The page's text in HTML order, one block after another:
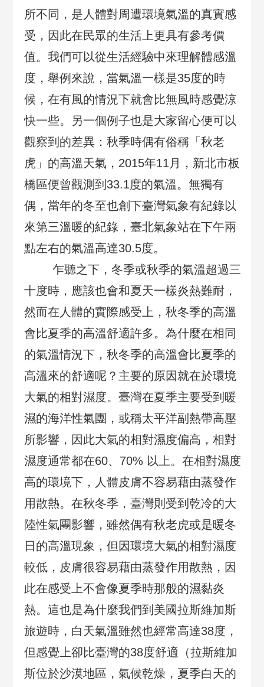
所不同，是人體對周遭環境氣溫的真實感
受，因此在民眾的生活上更具有參考價
值。我們可以從生活經驗中來理解體感溫
度，舉例來說，當氣溫一樣是35度的時
候，在有風的情況下就會比無風時感覺涼
快一些。另一個例子也是大家留心便可以
觀察到的差異：秋季時偶有俗稱「秋老
虎」的高溫天氣，2015年11月，新北市板
橋區便曾觀測到33.1度的氣溫。無獨有
偶，當年的冬至也創下臺灣氣象有紀錄以
來第三溫暖的紀錄，臺北氣象站在下午兩
點左右的氣溫高達30.5度。
乍聽之下，冬季或秋季的氣溫超過三
十度時，應該也會和夏天一樣炎熱難耐，
然而在人體的實際感受上，秋冬季的高溫
會比夏季的高溫舒適許多。為什麼在相同
的氣溫情況下，秋冬季的高溫會比夏季的
高溫來的舒適呢？主要的原因就在於環境
大氣的相對濕度。臺灣在夏季主要受到暖
濕的海洋性氣團，或稱太平洋副熱帶高壓
所影響，因此大氣的相對濕度偏高，相對
濕度通常都在60、70% 以上。在相對濕度
高的環境下，人體皮膚不容易藉由蒸發作
用散熱。在秋冬季，臺灣則受到乾冷的大
陸性氣團影響，雖然偶有秋老虎或是暖冬
日的高溫現象，但因環境大氣的相對濕度
較低，皮膚很容易藉由蒸發作用散熱，因
此在感受上不會像夏季時那般的濕黏炎
熱。這也是為什麼我們到美國拉斯維加斯
旅遊時，白天氣溫雖然也經常高達38度，
但感覺上卻比臺灣的38度舒適（拉斯維加
斯位於沙漠地區，氣候乾燥，夏季白天的